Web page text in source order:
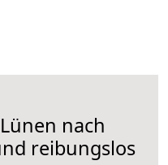
nach
reibungslos